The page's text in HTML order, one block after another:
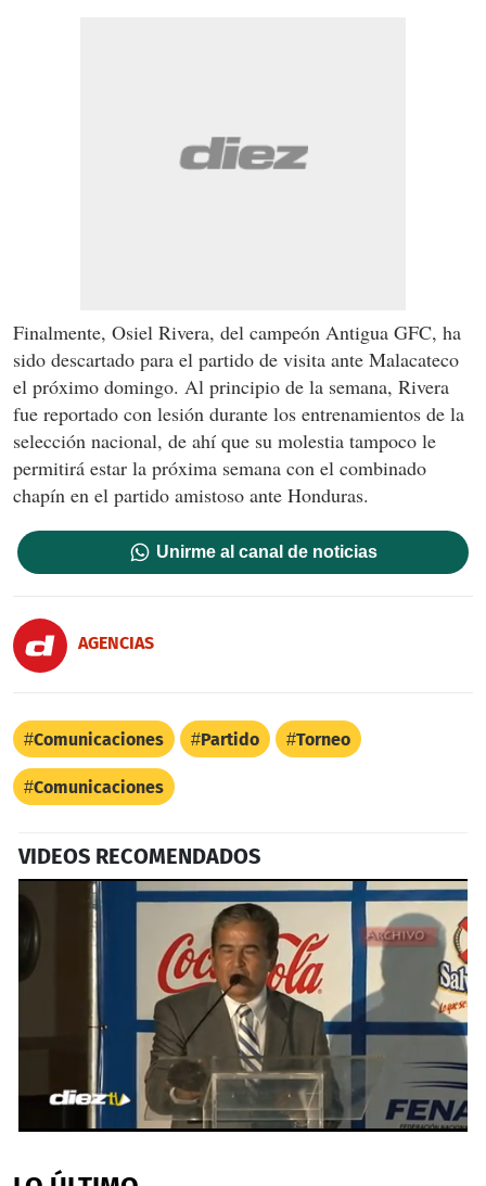
Finalmente, Osiel Rivera, del campeón Antigua GFC, ha
sido descartado para el partido de visita ante Malacateco
el próximo domingo. Al principio de la semana, Rivera
fue reportado con lesión durante los entrenamientos de la
selección nacional, de ahí que su molestia tampoco le
permitirá estar la próxima semana con el combinado
chapín en el partido amistoso ante Honduras.
Unirme al canal de noticias
AGENCIAS
Comunicaciones Partido Torneo
Comunicaciones
VIDEOS RECOMENDADOS
of